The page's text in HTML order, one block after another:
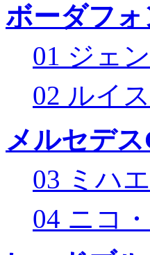
ボーダフ
01 ジェ
02 ルイ
メルセデ
03 ミハ
04 ニコ